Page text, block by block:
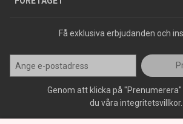
Få exklusiva erbjudanden och
Genom att klicka på
du våra integritetsvillkor.